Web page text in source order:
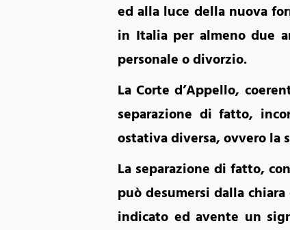
ed alla luce della nuova
in Italia per almeno due
personale o divorzio.
La Corte d’Appello,
separazione di fatto,
ostativa diversa, ovvero la
La separazione di fatto,
può desumersi dalla
indicato ed avente un